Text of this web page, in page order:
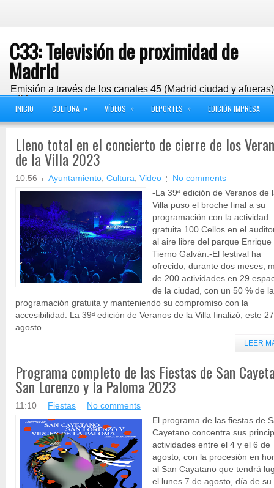
C33: Televisión de proximidad de
Madrid
Emisión a través de los canales 45 (Madrid ciudad y
y 24
INICIO CULTURA » VÍDEOS » DEPORTES » EDICIÓN IMPRESA
Lleno total en el concierto de cierre de los
de la Villa 2023
10:56 Ayuntamiento, Cultura, Video
No comments
-La 39ª edición de Veranos de
Villa puso el broche final a su
programación con la actividad
gratuita 100 Cellos en el
al aire libre del parque Enrique
Tierno Galván.-El festival ha
ofrecido, durante dos meses,
de 200 actividades en 29
de la ciudad, con un 50 % de la
programación gratuita y manteniendo su compromiso con la
accesibilidad. La 39ª edición de Veranos de la Villa finalizó, este
agosto...
LEER
Programa completo de las Fiestas de San
San Lorenzo y la Paloma 2023
11:10 Fiestas
No comments
El programa de las fiestas de
Cayetano concentra sus
actividades entre el 4 y el 6 de
agosto, con la procesión en
al San Cayatano que tendrá
el lunes 7 de agosto, día de su